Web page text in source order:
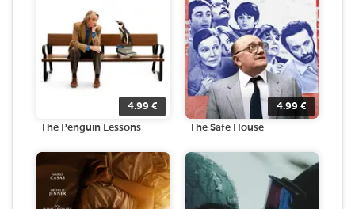
4.99 €
The Penguin Lessons
4.99 €
The Safe House